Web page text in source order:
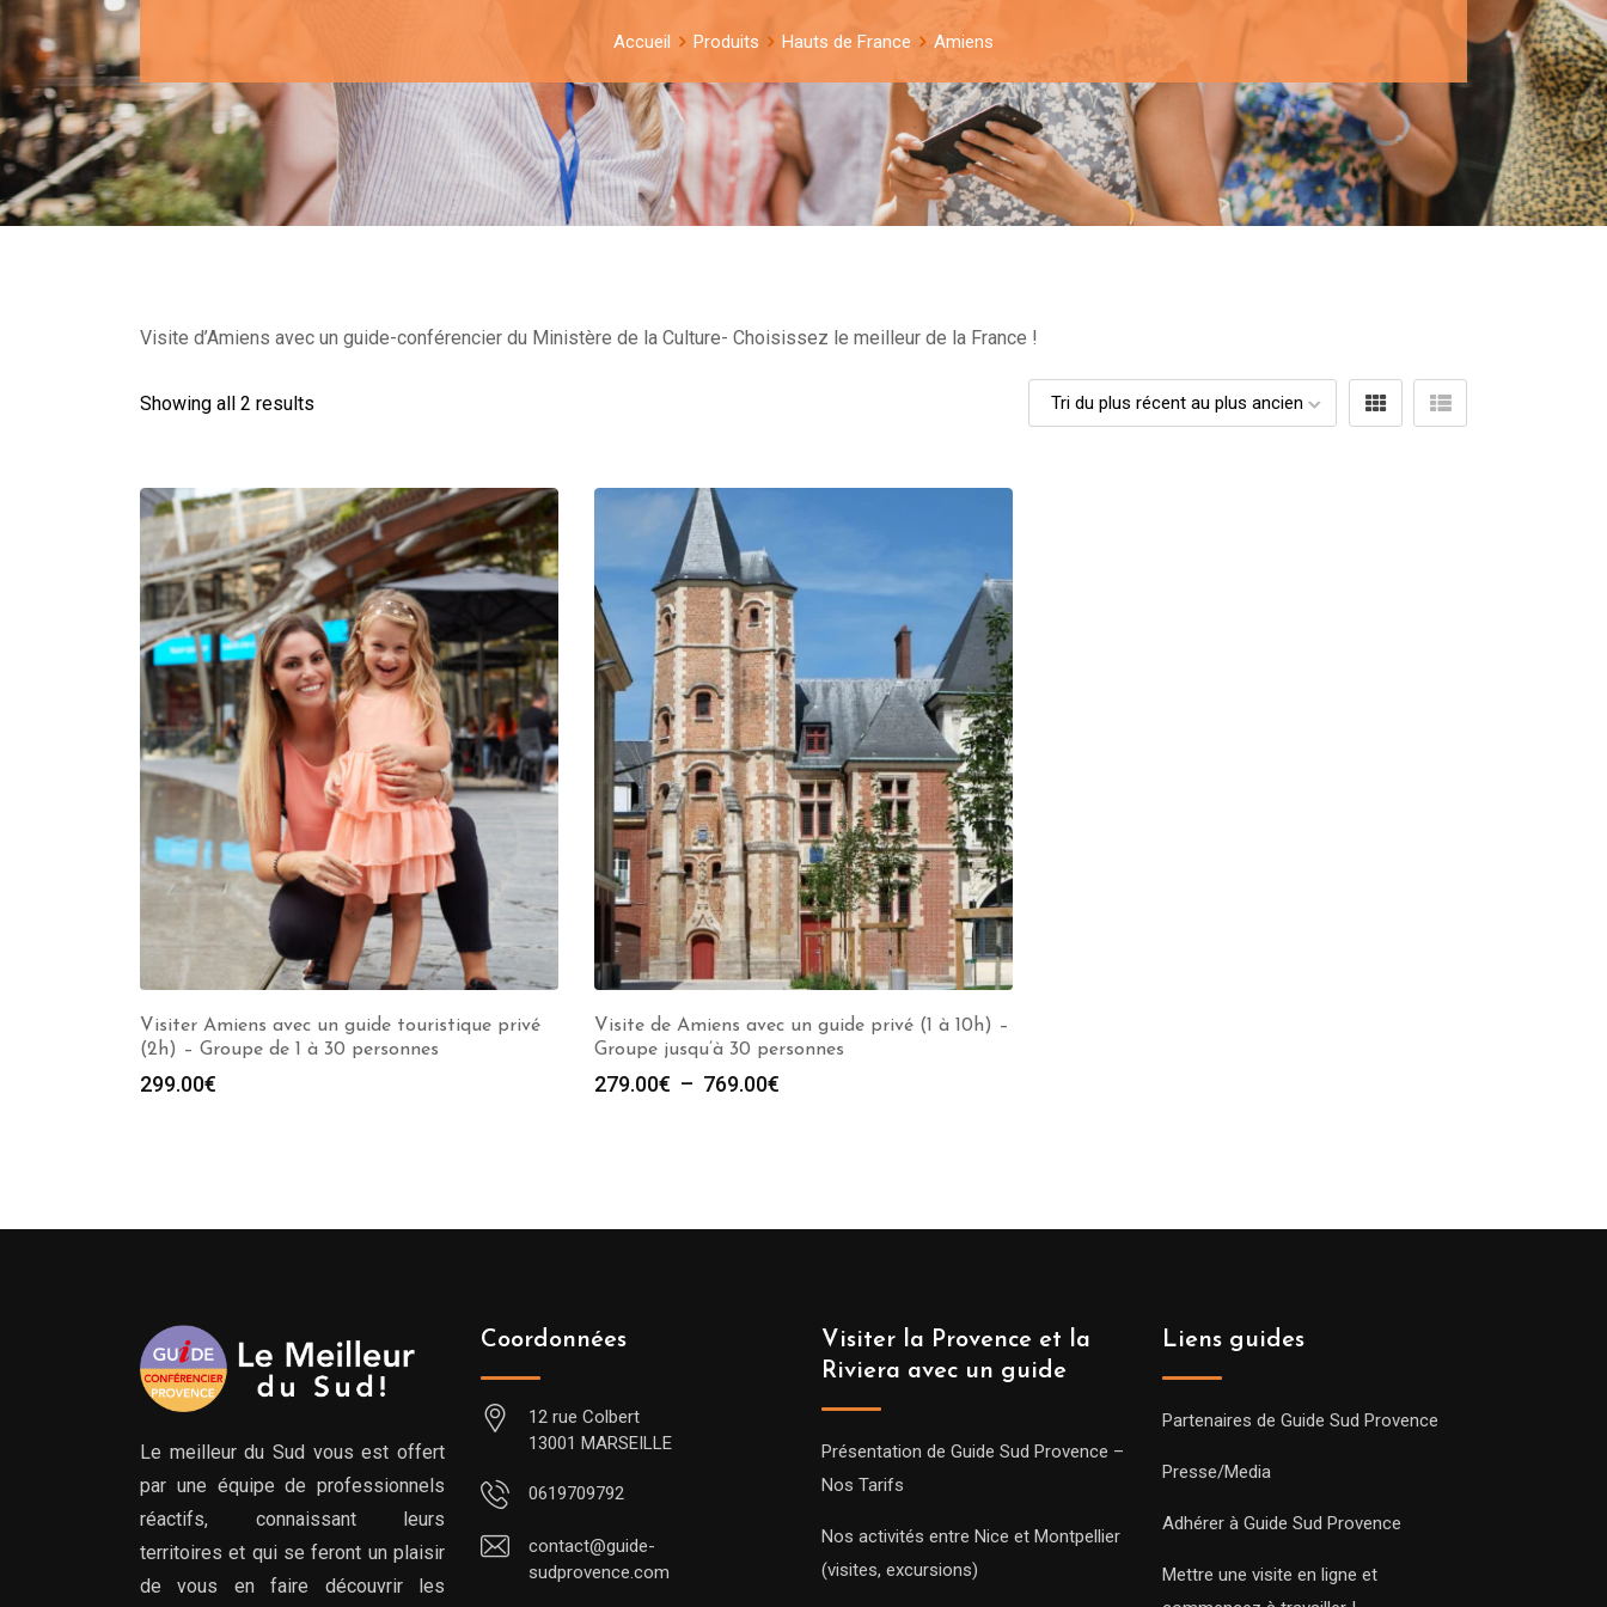
Accueil Produits Hauts de France Amiens
Visite d’Amiens avec un guide-conférencier du Ministère de la Culture- Choisissez le meilleur de la France !
Showing all 2 results
Visiter Amiens avec un guide touristique privé
(2h) – Groupe de 1 à 30 personnes
299.00€
Visite de Amiens avec un guide privé (1 à 10h) –
Groupe jusqu’à 30 personnes
279.00€ – 769.00€
Le meilleur du Sud vous est offert
par une équipe de professionnels
réactifs, connaissant leurs
territoires et qui se feront un plaisir
de vous en faire découvrir les
Coordonnées
12 rue Colbert
13001 MARSEILLE
0619709792
contact@guide-
sudprovence.com
Visiter la Provence et la
Riviera avec un guide
Présentation de Guide Sud Provence –
Nos Tarifs
Nos activités entre Nice et Montpellier
(visites, excursions)
Liens guides
Partenaires de Guide Sud Provence
Presse/Media
Adhérer à Guide Sud Provence
Mettre une visite en ligne et